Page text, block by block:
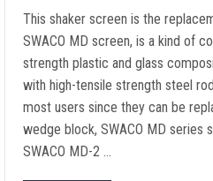
This shaker screen is the
SWACO MD screen, is a kind of
strength plastic and glass
with high-tensile strength steel
most users since they can be
wedge block, SWACO MD series
SWACO MD-2 …